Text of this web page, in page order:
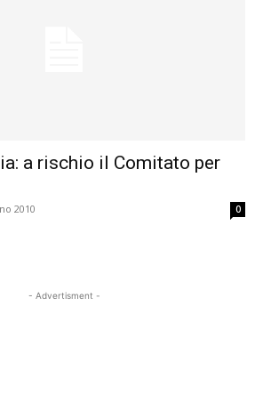
a rischio il Comitato per
2010 0
- Advertisment -